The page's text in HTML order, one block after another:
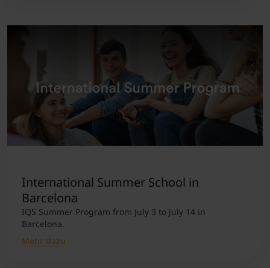
International Summer School in
Barcelona
IQS Summer Program from July 3 to July 14 in
Barcelona.
Mehr dazu